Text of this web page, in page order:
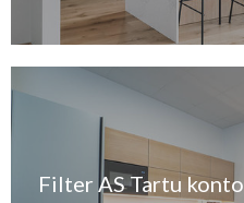
Filter AS Tartu